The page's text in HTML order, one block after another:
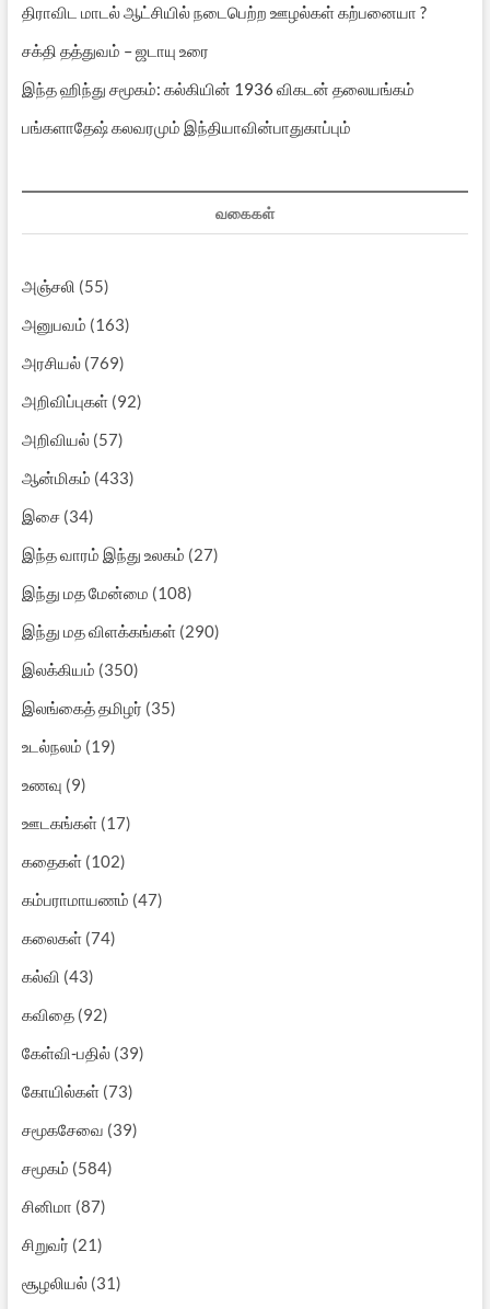
திராவிட மாடல் ஆட்சியில் நடைபெற்ற ஊழல்கள் கற்பனையா ?
சக்தி தத்துவம் – ஜடாயு உரை
இந்த ஹிந்து சமூகம்: கல்கியின் 1936 விகடன் தலையங்கம்
பங்களாதேஷ் கலவரமும் இந்தியாவின்பாதுகாப்பும்
வகைகள்
அஞ்சலி (55)
அனுபவம் (163)
அரசியல்(769)
அறிவிப்புகள்(92)
அறிவியல்(57)
ஆன்மிகம் (433)
இசை(34)
இந்த வாரம் இந்து உலகம் (27)
இந்து மத மேன்மை (108)
இந்து மத விளக்கங்கள்(290)
இலக்கியம் (350)
இலங்கைத் தமிழர் (35)
உடல்நலம் (19)
உணவு (9)
ஊடகங்கள்(17)
கதைகள்(102)
கம்பராமாயணம் (47)
கலைகள்(74)
கல்வி (43)
கவிதை(92)
கேள்வி-பதில்(39)
கோயில்கள்(73)
சமூகசேவை (39)
சமூகம் (584)
சினிமா (87)
சிறுவர் (21)
சூழலியல்(31)